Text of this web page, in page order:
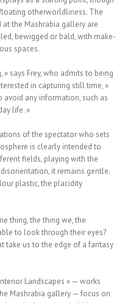
otherworldliness. The
the Mashrabia gallery are
bewigged or bald, with make-
spaces.
says Frey, who admits to being
in capturing still time, »
avoid any information, such as
life. »
of the spectator who sets
is clearly intended to
fields, playing with the
it remains gentle.
plastic, the placidity
thing, the thing we, the
to look through their eyes?
take us to the edge of a fantasy
Landscapes » — works
Mashrabia gallery — focus on